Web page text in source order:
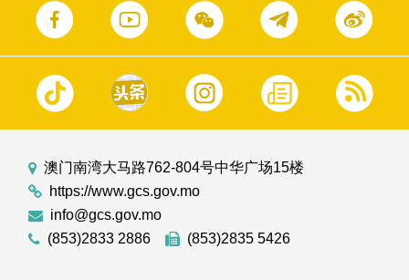
澳门南湾大马路762-804号中华广场15楼
https://www.gcs.gov.mo
info@gcs.gov.mo
(853)2833 2886
(853)2835 5426